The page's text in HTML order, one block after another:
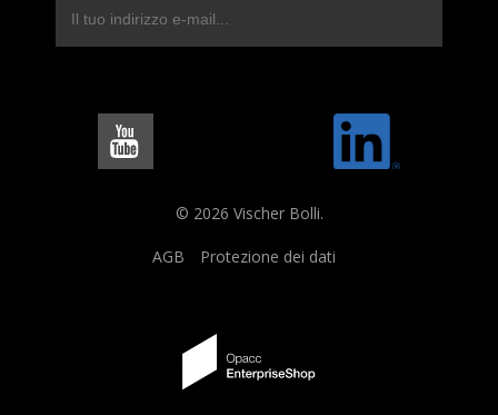
© 2026 Vischer Bolli.
AGB Protezione dei dati